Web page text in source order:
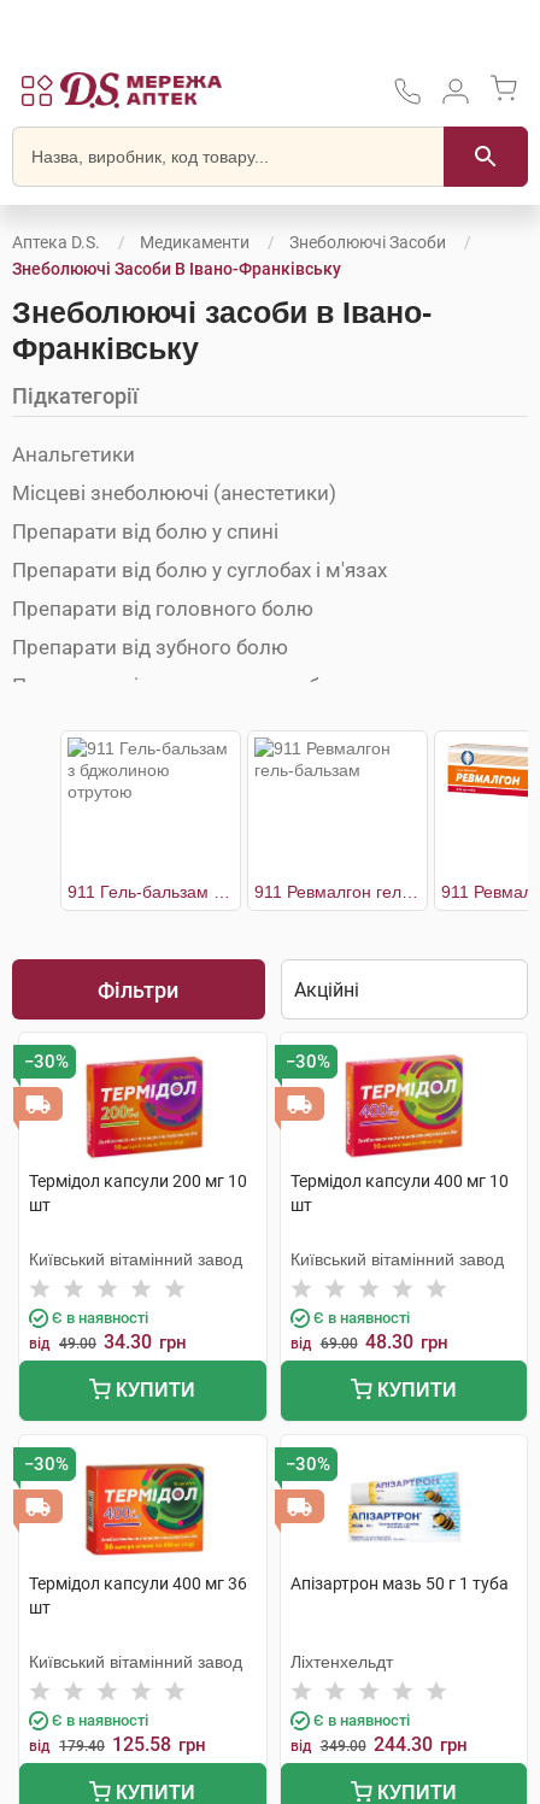
Аптека D.S. Медикаменти
Знеболюючі Засоби
Знеболюючі Засоби В Івано-Франківську
Знеболюючі засоби в Івано-
Франківську
Підкатегорії
Анальгетики
Місцеві знеболюючі (анестетики)
Препарати від болю у спині
Препарати від болю у суглобах і м'язах
Препарати від головного болю
Препарати від зубного болю
Препарати від ментруального болю
Препарати від мігрені
Протиспазматичні препарати
Фільтри
−30%
Термідол капсули 200 мг 10
шт
Київський вітамінний завод
Є в наявності
від 49.00 34.30 грн
КУПИТИ
−30%
Термідол капсули 400 мг 10
шт
Київський вітамінний завод
Є в наявності
від 69.00 48.30 грн
КУПИТИ
−30%
Термідол капсули 400 мг 36
шт
Київський вітамінний завод
Є в наявності
від 179.40 125.58 грн
КУПИТИ
−30%
Апізартрон мазь 50 г 1 туба
Ліхтенхельдт
Є в наявності
від 349.00 244.30 грн
КУПИТИ